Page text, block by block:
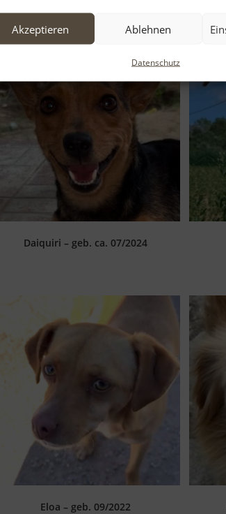
Akzeptieren Ablehnen
Datenschutz
Daiquiri – geb. ca. 07/2024
Eloa – geb. 09/2022